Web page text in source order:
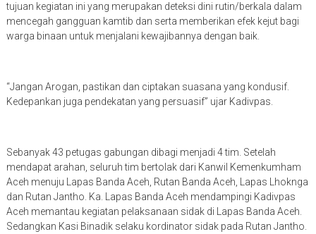
tujuan kegiatan ini yang merupakan deteksi dini rutin/berkala dalam
mencegah gangguan kamtib dan serta memberikan efek kejut bagi
warga binaan untuk menjalani kewajibannya dengan baik.
“Jangan Arogan, pastikan dan ciptakan suasana yang kondusif.
Kedepankan juga pendekatan yang persuasif” ujar Kadivpas.
Sebanyak 43 petugas gabungan dibagi menjadi 4 tim. Setelah
mendapat arahan, seluruh tim bertolak dari Kanwil Kemenkumham
Aceh menuju Lapas Banda Aceh, Rutan Banda Aceh, Lapas Lhoknga
dan Rutan Jantho. Ka. Lapas Banda Aceh mendampingi Kadivpas
Aceh memantau kegiatan pelaksanaan sidak di Lapas Banda Aceh.
Sedangkan Kasi Binadik selaku kordinator sidak pada Rutan Jantho.